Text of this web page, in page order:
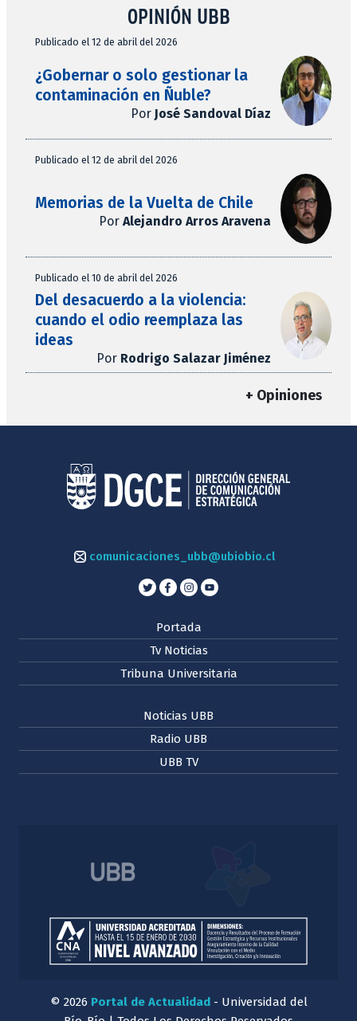
OPINIÓN UBB
Publicado el 12 de abril del 2026
¿Gobernar o solo gestionar la
contaminación en Ñuble?
Por José Sandoval Díaz
Publicado el 12 de abril del 2026
Memorias de la Vuelta de Chile
Por Alejandro Arros Aravena
Publicado el 10 de abril del 2026
Del desacuerdo a la violencia:
cuando el odio reemplaza las
ideas
Por Rodrigo Salazar Jiménez
+ Opiniones
comunicaciones_ubb@ubiobio.cl
Portada
Tv Noticias
Tribuna Universitaria
Noticias UBB
Radio UBB
UBB TV
© 2026 Portal de Actualidad- Universidad del